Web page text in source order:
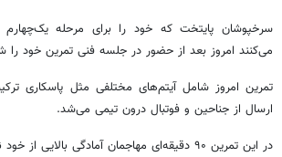
سرخپوشان پایتخت که خود را برای مرحله یک‌چهارم
می‌کنند امروز بعد از حضور در جلسه فنی تمرین خود را
تمرین امروز شامل آیتم‌های مختلفی مثل پاسکاری
ارسال از جناحین و فوتبال درون تیمی می‌شد.
در این تمرین ۹۰ دقیقه‌ای مهاجمان آمادگی بالایی از خود نشان دادند.